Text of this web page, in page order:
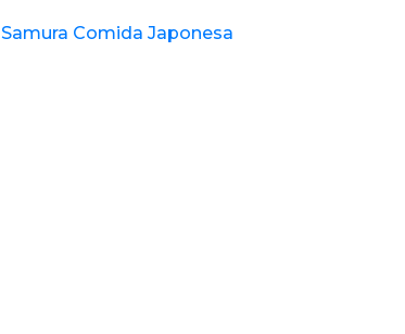
Samura Comida Japonesa